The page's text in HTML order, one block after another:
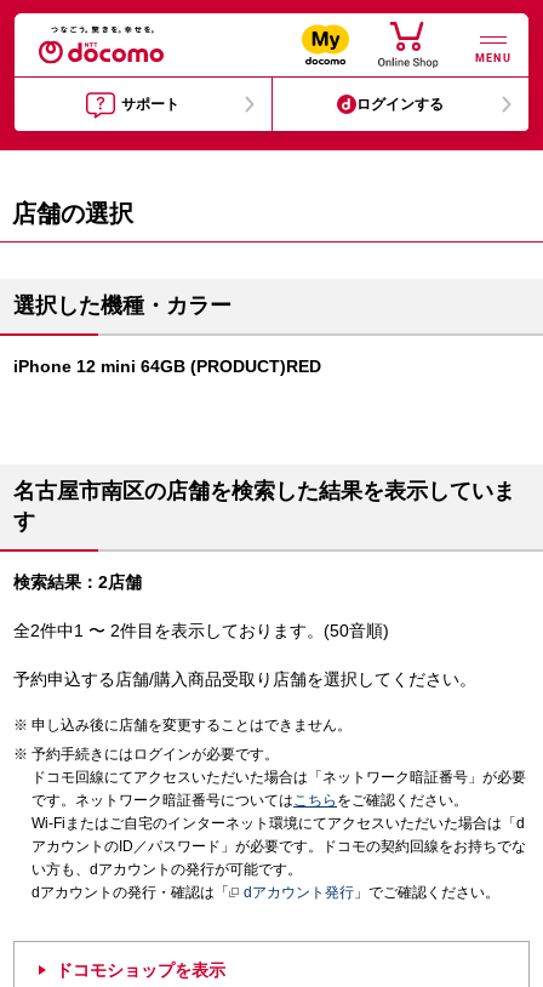
MENU
サポート ログインする
店舗の選択
選択した機種・カラー
iPhone 12 mini 64GB (PRODUCT)RED
名古屋市南区の店舗を検索した結果を表示していま
す
検索結果：2店舗
全2件中1 〜 2件目を表示しております。(50音順)
予約申込する店舗/購入商品受取り店舗を選択してください。
申し込み後に店舗を変更することはできません。
予約手続きにはログインが必要です。
ドコモ回線にてアクセスいただいた場合は「ネットワーク暗証番号」が必要
です。ネットワーク暗証番号についてはこちら をご確認ください。
Wi-Fiまたはご自宅のインターネット環境にてアクセスいただいた場合は「d
アカウントのID／パスワード」が必要です。ドコモの契約回線をお持ちでな
い方も、dアカウントの発行が可能です。
dアカウントの発行・確認は「
dアカウント発行 」でご確認ください。
ドコモショップを表示